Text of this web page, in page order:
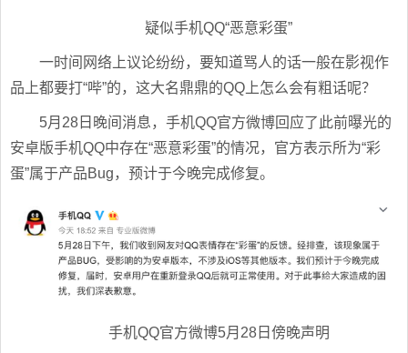
疑似手机QQ“恶意彩蛋”
一时间网络上议论纷纷，要知道骂人的话一般在影视作
品上都要打“哔”的，这大名鼎鼎的QQ上怎么会有粗话呢？
5月28日晚间消息，手机QQ官方微博回应了此前曝光的
安卓版手机QQ中存在“恶意彩蛋”的情况，官方表示所为“彩
蛋”属于产品Bug，预计于今晚完成修复。
手机QQ官方微博5月28日傍晚声明